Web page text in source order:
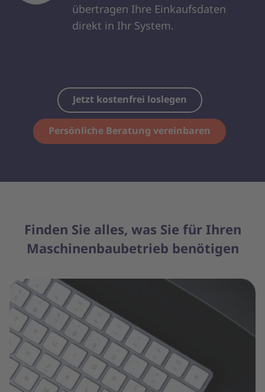
übertragen Ihre Einkaufsdaten
direkt in Ihr System.
Jetzt kostenfrei loslegen
Persönliche Beratung vereinbaren
Finden Sie alles, was Sie für Ihren
Maschinenbaubetrieb benötigen